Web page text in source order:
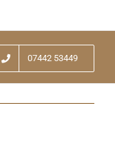
07442 53449